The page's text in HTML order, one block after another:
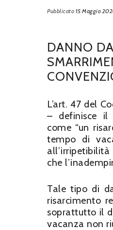
Pubblicato 15 Maggio
DANNO
L’art. 47 del
– definisce il
come “un
tempo di
all’irripetibilità
che
Tale tipo di
risarcimento
soprattutto il
vacanza non